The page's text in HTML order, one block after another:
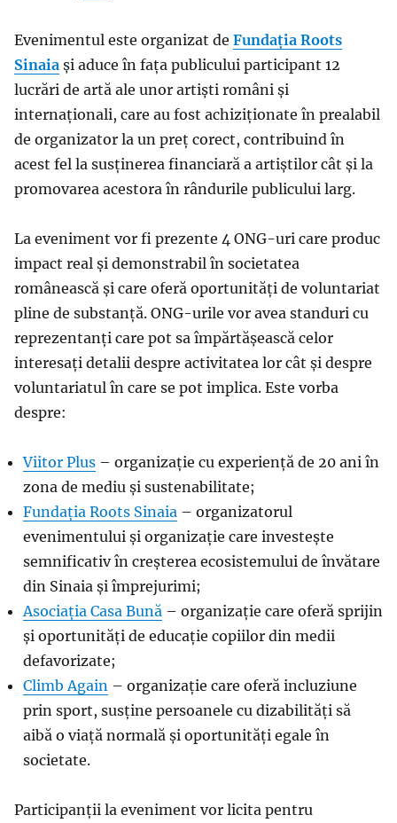
Evenimentul este organizat de Fundația Roots
Sinaia și aduce în fața publicului participant 12
lucrări de artă ale unor artiști români și
internaționali, care au fost achiziționate în prealabil
de organizator la un preț corect, contribuind în
acest fel la susținerea financiară a artiștilor cât și la
promovarea acestora în rândurile publicului larg.
La eveniment vor fi prezente 4 ONG-uri care produc
impact real și demonstrabil în societatea
românească și care oferă oportunități de voluntariat
pline de substanță. ONG-urile vor avea standuri cu
reprezentanți care pot sa împărtășească celor
interesați detalii despre activitatea lor cât și despre
voluntariatul în care se pot implica. Este vorba
despre:
Viitor Plus – organizație cu experiență de 20 ani în
zona de mediu și sustenabilitate;
Fundația Roots Sinaia – organizatorul
evenimentului și organizație care investește
semnificativ în creșterea ecosistemului de învătare
din Sinaia și împrejurimi;
Asociația Casa Bună – organizație care oferă sprijin
și oportunități de educație copiilor din medii
defavorizate;
Climb Again – organizație care oferă incluziune
prin sport, susține persoanele cu dizabilități să
aibă o viață normală și oportunități egale în
societate.
Participanții la eveniment vor licita pentru